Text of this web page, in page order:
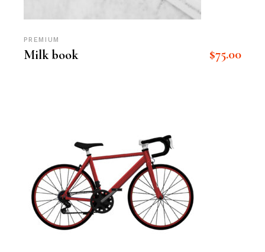
PREMIUM
Milk book $75.00